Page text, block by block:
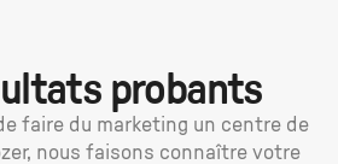
probants
faire du marketing un centre de
nous faisons connaître votre